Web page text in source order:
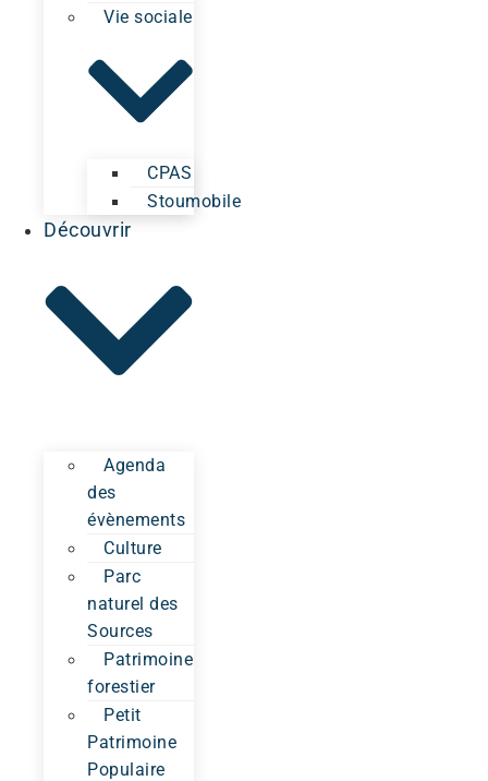
Vie sociale
CPAS
Stoumobile
Découvrir
Agenda
des
évènements
Culture
Parc
naturel des
Sources
Patrimoine
forestier
Petit
Patrimoine
Populaire